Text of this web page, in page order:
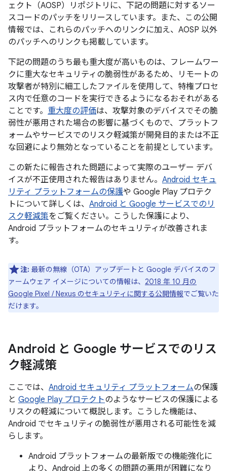
ェクト（AOSP）リポジトリに、下記の問題に対するソー
スコードのパッチをリリースしています。また、この公開
情報では、これらのパッチへのリンクに加え、AOSP 以外
のパッチへのリンクも掲載しています。
下記の問題のうち最も重大度が高いものは、フレームワー
クに重大なセキュリティの脆弱性があるため、リモートの
攻撃者が特別に細工したファイルを使用して、特権プロセ
ス内で任意のコードを実行できるようになるおそれがある
ことです。 重大度の評価は、攻撃対象のデバイスでその脆
弱性が悪用された場合の影響に基づくもので、プラットフ
ォームやサービスでのリスク軽減策が開発目的または不正
な回避により無効となっていることを前提としています。
この新たに報告された問題によって実際のユーザー デバ
イスが不正使用された報告はありません。 Android セキュ
リティ プラットフォームの保護や Google Play プロテク
トについて詳しくは、 Android と Google サービスでのリ
スク軽減策をご覧ください。こうした保護により、
Android プラットフォームのセキュリティが改善されま
す。
注: 最新の無線（OTA）アップデートと Google デバイスのフ
ァームウェア イメージについての情報は、 2018 年 10 月の
Google Pixel / Nexus のセキュリティに関する公開情報でご覧いた
だけます。
Android と Google サービスでのリス
ク軽減策
ここでは、 Android セキュリティ プラットフォームの保護
と Google Play プロテクトのようなサービスの保護による
リスクの軽減について概説します。こうした機能は、
Android でセキュリティの脆弱性が悪用される可能性を減
らします。
Android プラットフォームの最新版での機能強化に
より、Android 上の多くの問題の悪用が困難になり